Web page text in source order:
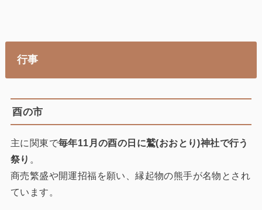
行事
酉の市
主に関東で毎年11月の酉の日に鷲(おおとり)神社で行う
祭り 。
商売繁盛や開運招福を願い、縁起物の熊手が名物とされ
ています。